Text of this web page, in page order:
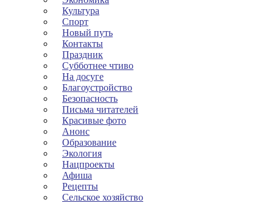
Культура
Спорт
Новый путь
Контакты
Праздник
Субботнее чтиво
На досуге
Благоустройство
Безопасность
Письма читателей
Красивые фото
Анонс
Образование
Экология
Нацпроекты
Афиша
Рецепты
Сельское хозяйство